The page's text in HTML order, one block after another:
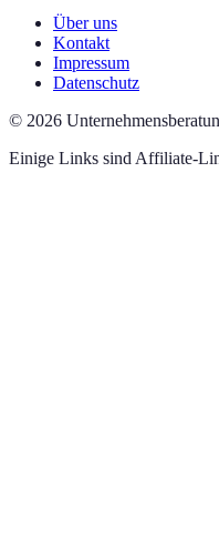
Über uns
Kontakt
Impressum
Datenschutz
© 2026
Einige Links sind Affiliate-